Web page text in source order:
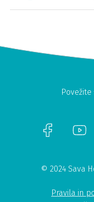
© 2024 Sava
Pravila in